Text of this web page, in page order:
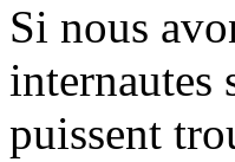
Si nous
internautes
puissent